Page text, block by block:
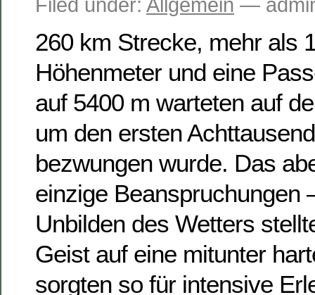
260 km Strecke, mehr als
Höhenmeter und eine
auf 5400 m warteten auf
um den ersten
bezwungen wurde. Das
einzige Beanspruchungen
Unbilden des Wetters
Geist auf eine mitunter
sorgten so für intensive